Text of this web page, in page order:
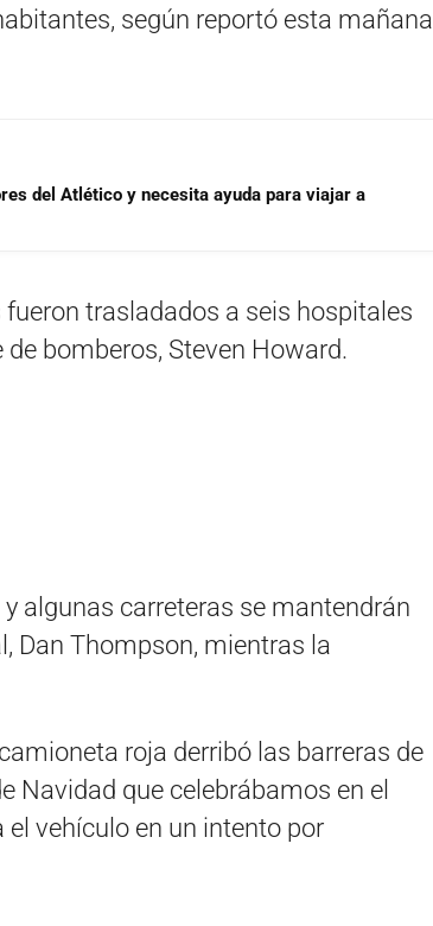
según reportó esta mañana
del Atlético y necesita ayuda para viajar a
trasladados a seis hospitales
bomberos, Steven Howard.
algunas carreteras se mantendrán
Dan Thompson, mientras la
roja derribó las barreras de
Navidad que celebrábamos en el
el vehículo en un intento por